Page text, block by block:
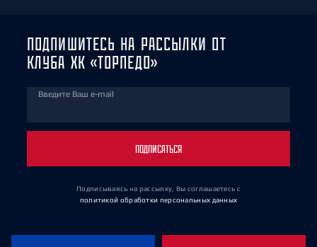
ПОДПИШИТЕСЬ НА РАССЫЛКИ ОТ
КЛУБА ХК «ТОРПЕДО»
Введите Ваш e-mail
ПОДПИСАТЬСЯ
Подписываясь на рассылку, Вы соглашаетесь с
политикой обработки персональных данных